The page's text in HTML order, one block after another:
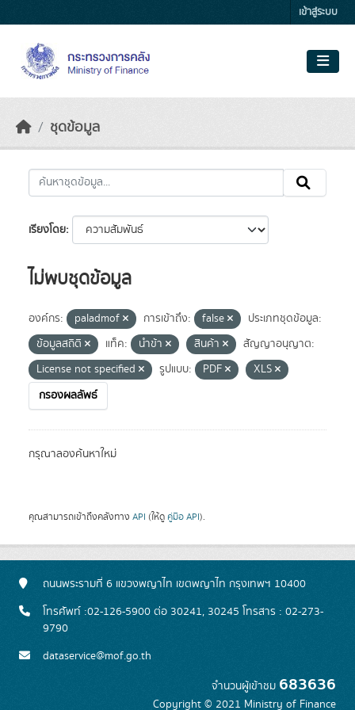
เข้าสู่ระบบ
ชุดข้อมูล
เรียงโดย
ไม่พบชุดข้อมูล
องค์กร: paladmof การเข้าถึง: false
ประเภทชุดข้อมูล:
ข้อมูลสถิติ
แท็ค: นำข้า สินค้า
สัญญาอนุญาต:
License not specified
รูปแบบ: PDF
XLS
กรองผลลัพธ์
กรุณาลองค้นหาใหม่
คุณสามารถเข้าถึงคลังทาง API (ให้ดู คู่มือ API).
ถนนพระรามที่ 6 แขวงพญาไท เขตพญาไท กรุงเทพฯ 10400
โทรศัพท์ :02-126-5900 ต่อ 30241, 30245 โทรสาร : 02-273-
9790
dataservice@mof.go.th
จำนวนผู้เข้าชม 683636
Copyright © 2021 Ministry of Finance